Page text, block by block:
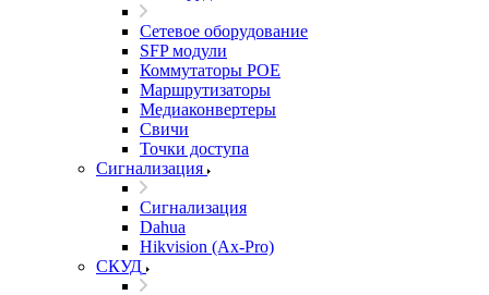
Сетевое оборудование
SFP модули
Коммутаторы POE
Маршрутизаторы
Медиаконвертеры
Свичи
Точки доступа
Сигнализация
Сигнализация
Dahua
Hikvision (Ax-Pro)
СКУД